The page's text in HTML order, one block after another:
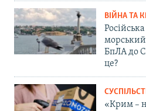
ВІЙНА ТА
БпЛА до
це?
«Крим –